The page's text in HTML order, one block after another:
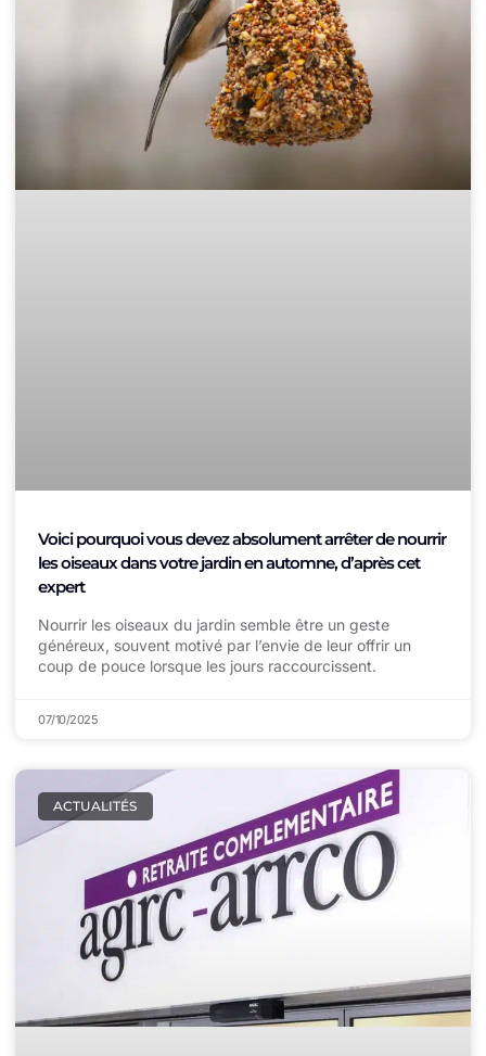
Voici pourquoi vous devez absolument arrêter de nourrir
les oiseaux dans votre jardin en automne, d’après cet
expert
Nourrir les oiseaux du jardin semble être un geste
généreux, souvent motivé par l’envie de leur offrir un
coup de pouce lorsque les jours raccourcissent.
07/10/2025
ACTUALITÉS